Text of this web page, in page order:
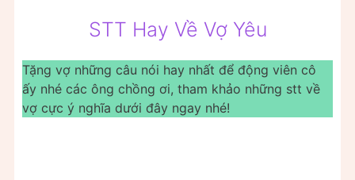
STT Hay Về Vợ Yêu
Tặng vợ những câu nói hay nhất để động viên cô
ấy nhé các ông chồng ơi, tham khảo những stt về
vợ cực ý nghĩa dưới đây ngay nhé!